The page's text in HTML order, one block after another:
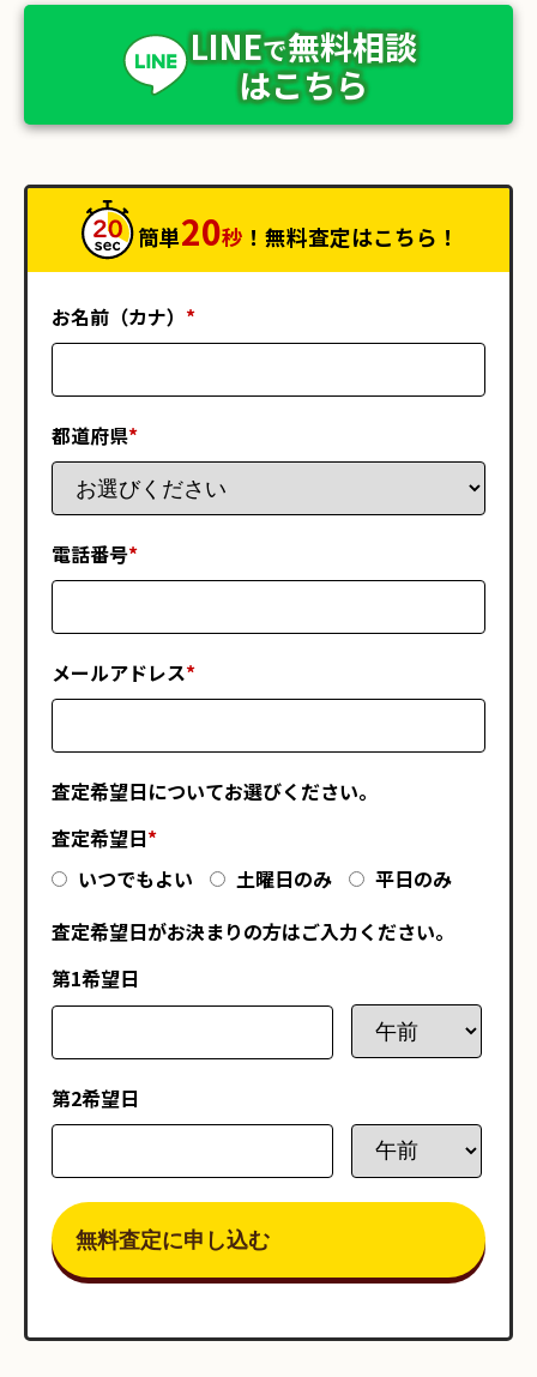
LINEで無料相談
はこちら
簡単20秒 ！無料査定はこちら！
お名前（カナ） *
都道府県*
電話番号*
メールアドレス*
査定希望日についてお選びください。
査定希望日*
いつでもよい
土曜日のみ
平日のみ
査定希望日がお決まりの方はご入力ください。
第1希望日
第2希望日